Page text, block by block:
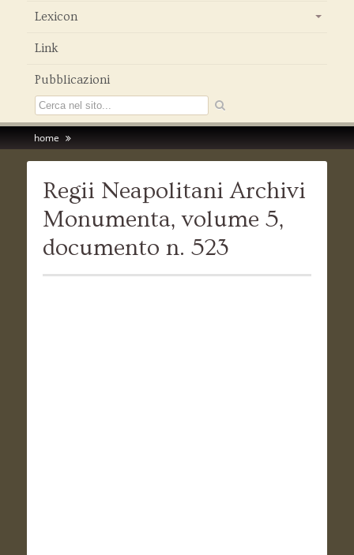
Lexicon
Link
Pubblicazioni
home
Regii Neapolitani Archivi
Monumenta, volume 5,
documento n. 523